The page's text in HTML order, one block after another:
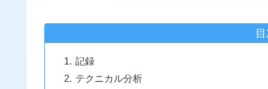
記録
テクニカル分析